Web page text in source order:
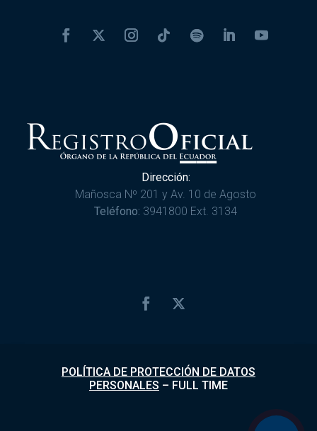
Dirección:
Mañosca Nº 201 y Av. 10 de Agosto
Teléfono: 3941800 Ext. 3134
POLÍTICA DE PROTECCIÓN DE DATOS
PERSONALES – FULL TIME